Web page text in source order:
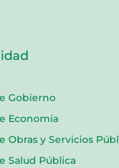
Gobierno
Economía
Obras y Servicios
Salud Pública